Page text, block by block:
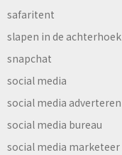
safaritent
slapen in de achterhoek
snapchat
social media
social media adverteren
social media bureau
social media marketeer